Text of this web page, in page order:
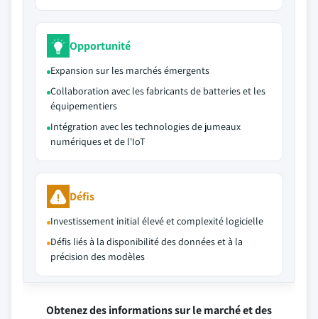
Opportunité
Expansion sur les marchés émergents
Collaboration avec les fabricants de batteries et les
équipementiers
Intégration avec les technologies de jumeaux
numériques et de l'IoT
Défis
Investissement initial élevé et complexité logicielle
Défis liés à la disponibilité des données et à la
précision des modèles
Obtenez des informations sur le marché et des